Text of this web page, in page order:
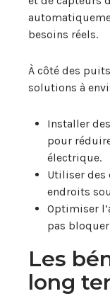
besoins réels.
À côté des
solutions à
Installer
pour
électrique.
Utiliser des
endroits
Optimiser
pas
Les
long